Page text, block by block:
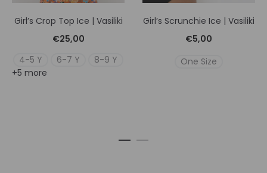
Girl’s Crop Top Ice | Vasiliki
€25,00
4-5 Y
6-7 Y
8-9 Y
+5 more
Girl’s Scrunchie Ice | Vasiliki
€5,00
One Size